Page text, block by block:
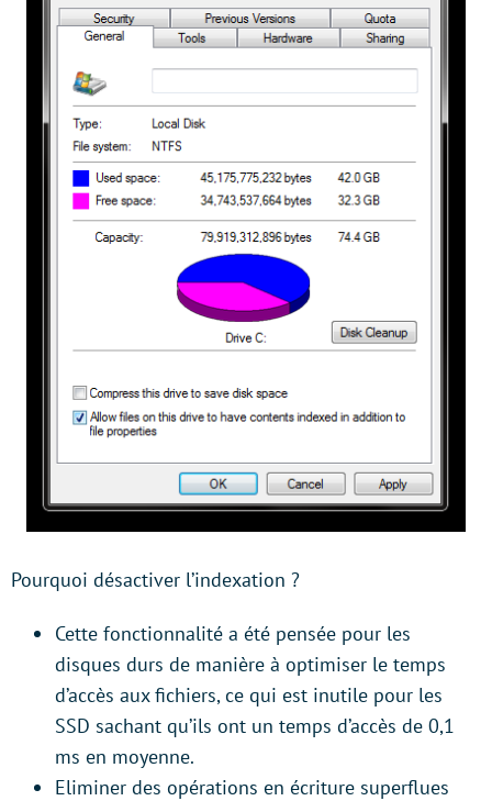
Pourquoi désactiver l’indexation ?
Cette fonctionnalité a été pensée pour les
disques durs de manière à optimiser le temps
d’accès aux fichiers, ce qui est inutile pour les
SSD sachant qu’ils ont un temps d’accès de 0,1
ms en moyenne.
Eliminer des opérations en écriture superflues